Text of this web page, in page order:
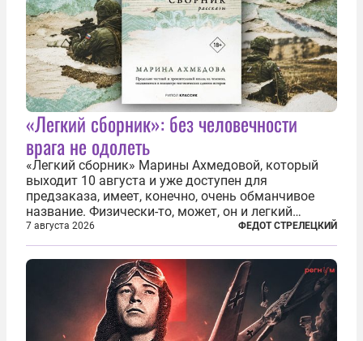
«Легкий сборник»: без человечности
врага не одолеть
«Легкий сборник» Марины Ахмедовой, который
выходит 10 августа и уже доступен для
предзаказа, имеет, конечно, очень обманчивое
название. Физически-то, может, он и легкий
относительно. Но метафизически —
безотносительно тяжелый. Десять рассказов,
каждый из которых напрямую или косвенно (в
основном —...
7 августа 2026 ФЕДОТ СТРЕЛЕЦКИЙ